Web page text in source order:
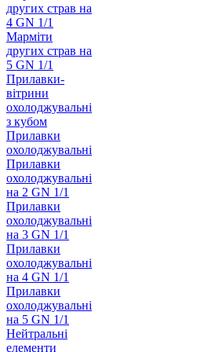
других страв на
4 GN 1/1
Марміти
других страв на
5 GN 1/1
Прилавки-
вітрини
охолоджувальні
з кубом
Прилавки
охолоджувальні
Прилавки
охолоджувальні
на 2 GN 1/1
Прилавки
охолоджувальні
на 3 GN 1/1
Прилавки
охолоджувальні
на 4 GN 1/1
Прилавки
охолоджувальні
на 5 GN 1/1
Нейтральні
елементи